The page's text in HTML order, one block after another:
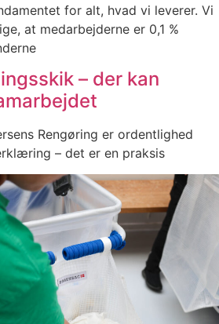
for alt, hvad vi leverer. Vi
at medarbejderne er 0,1 %
– der kan
Rengøring er ordentlighed
– det er en praksis